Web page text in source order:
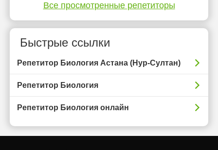
Все просмотренные репетиторы
Быстрые ссылки
Репетитор Биология Астана (Нур-Султан)
Репетитор Биология
Репетитор Биология онлайн